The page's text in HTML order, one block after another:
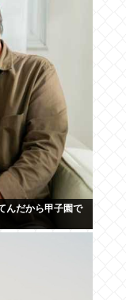
んだから甲子園で